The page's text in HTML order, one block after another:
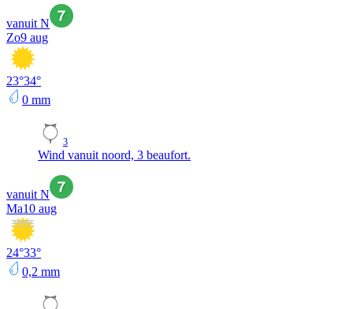
vanuit N
Zo9 aug
23°34°
0 mm
3
Wind vanuit noord, 3 beaufort.
vanuit N
Ma10 aug
24°33°
0,2 mm